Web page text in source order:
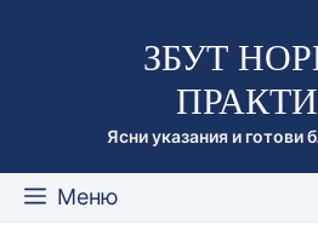
съдържаниетоЗБУТ
Ясни указания и готови
Меню